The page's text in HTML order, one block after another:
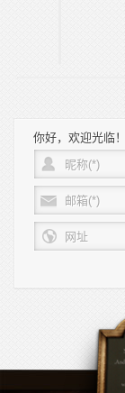
你好，欢迎光临！
昵称(*)
邮箱(*)
网址